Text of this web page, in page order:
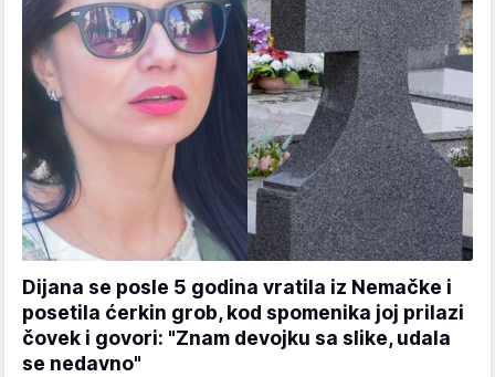
Dijana se posle 5 godina vratila iz Nemačke i
posetila ćerkin grob, kod spomenika joj prilazi
čovek i govori: "Znam devojku sa slike, udala
se nedavno"